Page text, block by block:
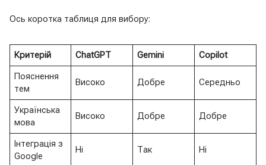
Ось коротка таблиця для вибору:
Критерій ChatGPT Gemini
Copilot
Пояснення
тем
Високо Добре Середньо
Українська
мова
Високо Добре Добре
Інтеграція з
Google
Ні Так Ні